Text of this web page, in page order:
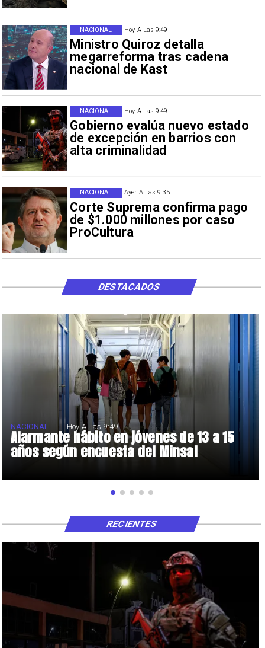
Hoy A Las 9:49
Ministro Quiroz detalla
megarreforma tras cadena
nacional de Kast
NACIONAL
Hoy A Las 9:49
Gobierno evalúa nuevo estado
de excepción en barrios con
alta criminalidad
NACIONAL
Ayer A Las 9:35
Corte Suprema confirma pago
de $1.000 millones por caso
ProCultura
NACIONAL
Alarmante hábito en jóvenes de 13 a 15
años según encuesta del Minsal
NACIONAL Hoy A Las 9:49
DESTACADOS
RECIENTES